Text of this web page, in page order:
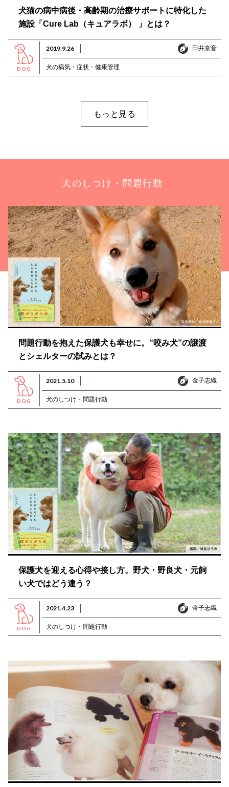
犬猫の病中病後・高齢期の治療サポートに特化した
施設「Cure Lab（キュアラボ） 」とは？
DOG
2019.9.26 臼井京音
臼井京音
犬の病気・症状・健康管理
もっと見る
犬のしつけ・問題行動
問題行動を抱えた保護犬も幸せに。“咬み犬”の譲渡
とシェルターの試みとは？
DOG
2021.5.10 金子志織
金子志織
犬のしつけ・問題行動
保護犬を迎える心得や接し方。野犬・野良犬・元飼
い犬ではどう違う？
DOG
2021.4.23 金子志織
金子志織
犬のしつけ・問題行動